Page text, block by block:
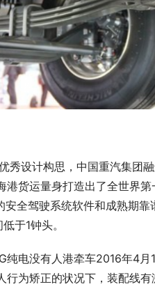
设计构思，中国重汽集团
港货运量身打造出了全世界
全驾驶系统软件和成熟期
于1钟头。
电没有人港牵车2016年4月
行为矫正的状况下，装配线